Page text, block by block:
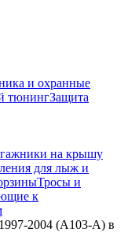
и охранные
тюнингЗащита
на крышу
для лыж и
Тросы и
к
2004 (A103-A) в